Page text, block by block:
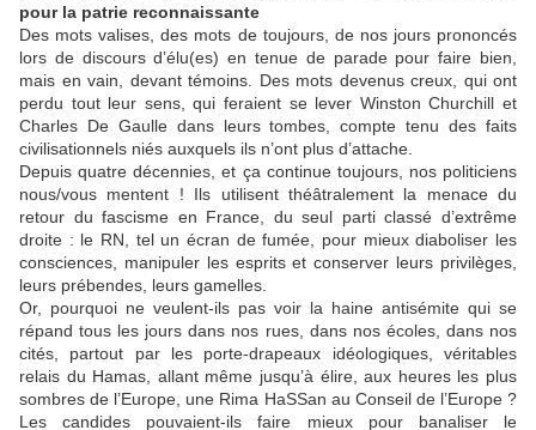
pour la patrie reconnaissante
Des mots valises, des mots de toujours, de nos jours prononcés
lors de discours d’élu(es) en tenue de parade pour faire bien,
mais en vain, devant témoins. Des mots devenus creux, qui ont
perdu tout leur sens, qui feraient se lever Winston Churchill et
Charles De Gaulle dans leurs tombes, compte tenu des faits
civilisationnels niés auxquels ils n’ont plus d’attache.
Depuis quatre décennies, et ça continue toujours, nos politiciens
nous/vous mentent ! Ils utilisent théâtralement la menace du
retour du fascisme en France, du seul parti classé d’extrême
droite : le RN, tel un écran de fumée, pour mieux diaboliser les
consciences, manipuler les esprits et conserver leurs privilèges,
leurs prébendes, leurs gamelles.
Or, pourquoi ne veulent-ils pas voir la haine antisémite qui se
répand tous les jours dans nos rues, dans nos écoles, dans nos
cités, partout par les porte-drapeaux idéologiques, véritables
relais du Hamas, allant même jusqu’à élire, aux heures les plus
sombres de l’Europe, une Rima HaSSan au Conseil de l’Europe ?
Les candides pouvaient-ils faire mieux pour banaliser le